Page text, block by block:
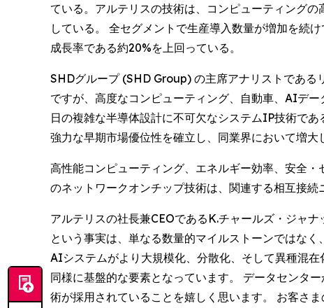
ている。アルテリスの技術は、コンピューティング
している。 全セグメントで生産導入数量が増加を続
成長率である約20%を上回っている。
SHDグループ (SHD Group) の主席アナリストであ
ですが、高度なコンピューティング、自動車、AIデ
日の複雑な半導体設計に不可欠なシステムIP技術で
強力な早期市場優位性を確立し、同業界において増
高性能コンピューティング、エネルギー効率、安全
のネットワークオンチップ技術は、関連する相互接
アルテリスの社長兼CEOであるK.チャールズ・ジャ
という事実は、単なる数量的マイルストーンではな
AIシステムがより大規模化、分散化、そして異種混
同様に基盤的な要素となっています。 データセンタ
術が採用されていることを嬉しく思います。 お客さ